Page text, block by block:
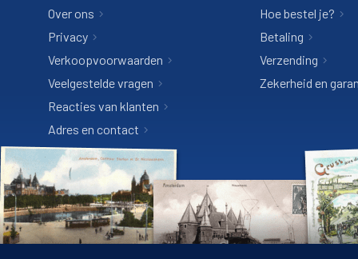
Over ons
Privacy
Verkoopvoorwaarden
Veelgestelde vragen
Reacties van klanten
Adres en contact
Hoe bestel je?
Betaling
Verzending
Zekerheid en